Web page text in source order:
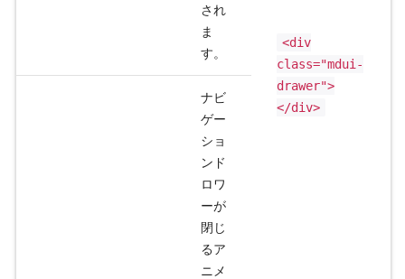
<div
class="mdui-
drawer">
</div>
され
ま
す。
ナビ
ゲー
ショ
ンド
ロワ
ーが
閉じ
るア
ニメ